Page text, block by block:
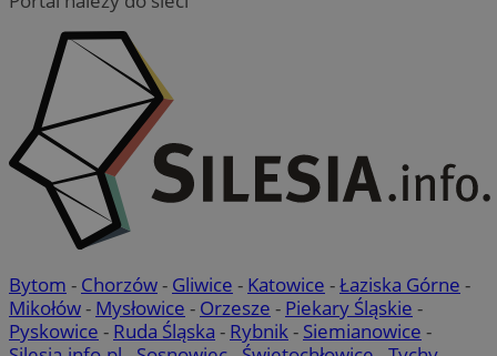
Bytom - Chorzów- Gliwice - Katowice -Łaziska Górne -
Mikołów- Mysłowice - Orzesze - Piekary Śląskie -
Pyskowice - Ruda Śląska - Rybnik- Siemianowice -